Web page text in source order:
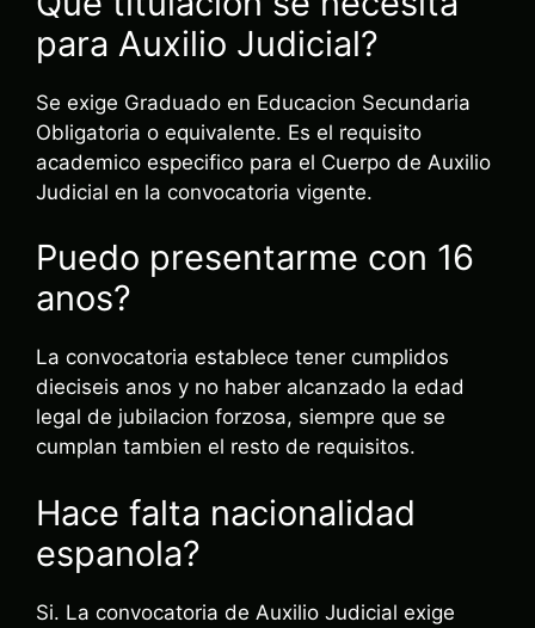
para Auxilio Judicial?
Se exige Graduado en Educacion Secundaria
Obligatoria o equivalente. Es el requisito
academico especifico para el Cuerpo de Auxilio
Judicial en la convocatoria vigente.
Puedo presentarme con 16
anos?
La convocatoria establece tener cumplidos
dieciseis anos y no haber alcanzado la edad
legal de jubilacion forzosa, siempre que se
cumplan tambien el resto de requisitos.
Hace falta nacionalidad
espanola?
Si. La convocatoria de Auxilio Judicial exige